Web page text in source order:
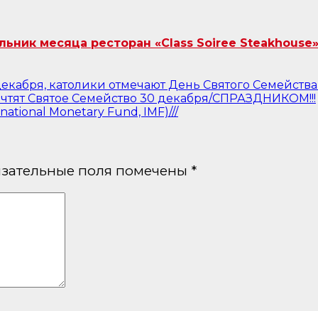
месяца ресторан «Class Soiree
католики отмечают День Святого
Святое Семейство 30 декабря/СПРАЗДНИКОМ!!!
Monetary Fund, IMF)///
поля помечены *